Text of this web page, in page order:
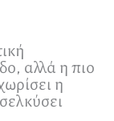
αλλά η πιο
η